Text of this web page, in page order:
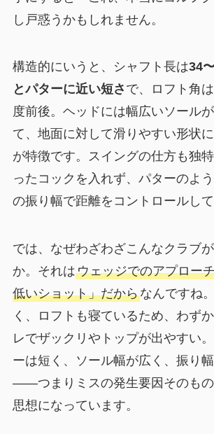
し戸惑うかもしれません。
構造的にいうと、シャフト長は34
とパターに近い短さ で、ロフト角
度前後。ヘッドには幅広いソール
て、地面に対して滑りやすい形状
が特徴です。スイングの仕方も独
ったコックを入れず、パターのよ
の振り幅で距離をコントロールして
では、なぜわざわざこんなクラブ
か。それはウェッジでのアプロー
低いショット」だからなんですね
く、ロフトも寝ているため、わず
レでザックリやトップが出やすい
ーは短く、ソール幅が広く、振り
——つまりミスの発生要因そのも
思想になっています。